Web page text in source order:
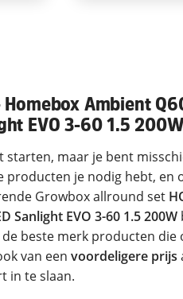
Ambient
EVO 3-60 1.5
starten, maar je bent
producten je nodig hebt, en
Growbox allround set
Sanlight EVO 3-60 1.5 200W
beste merk producten
van een voordeligere prijs
in te slaan.